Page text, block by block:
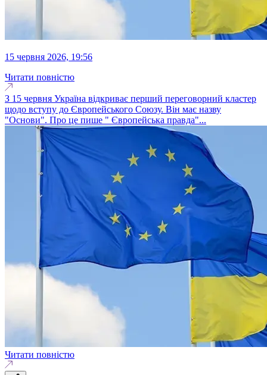
15 червня 2026, 19:56
Читати повністю
З 15 червня Україна відкриває перший переговорний кластер
щодо вступу до Європейського Союзу. Він має назву
"Основи". Про це пише " Європейська правда"...
Читати повністю